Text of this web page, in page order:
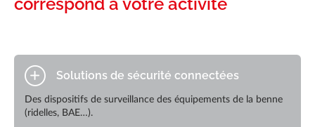
Solutions de sécurité connectées
Des dispositifs de surveillance des équipements de la benne
(ridelles, BAE…).